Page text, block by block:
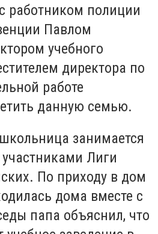
работником полиции
Павлом
учебного
директора по
работе
данную семью.
занимается
Лиги
По приходу в дом
дома вместе с
папа объяснил, что